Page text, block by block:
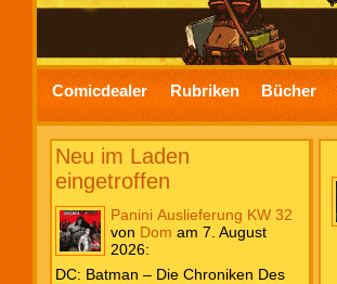
Comicdealer Rubriken Bücher
Neu im Laden
eingetroffen
Panini Auslieferung KW 32
von Dom am 7. August
2026:
DC: Batman – Die Chroniken Des